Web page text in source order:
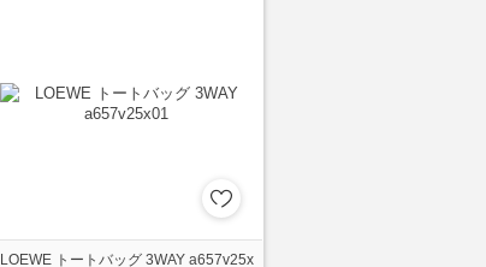
LOEWE トートバッグ 3WAY a657v25x